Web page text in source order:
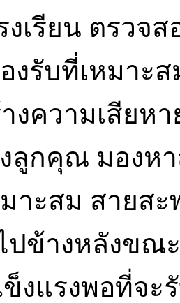
งเรียน ตรวจ
งรับที่เหมาะ
งความเสียห
ลูกคุณ มองห
าะสม สายส
ปข้างหลังขณ
งแรงพอที่จะ